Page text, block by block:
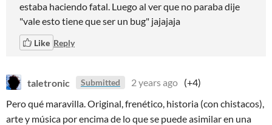
estaba haciendo fatal. Luego al ver que no paraba dije
"vale esto tiene que ser un bug" jajajaja
Like Reply
taletronic Submitted 2 years ago (+4)
Pero qué maravilla. Original, frenético, historia (con chistacos),
arte y música por encima de lo que se puede asimilar en una